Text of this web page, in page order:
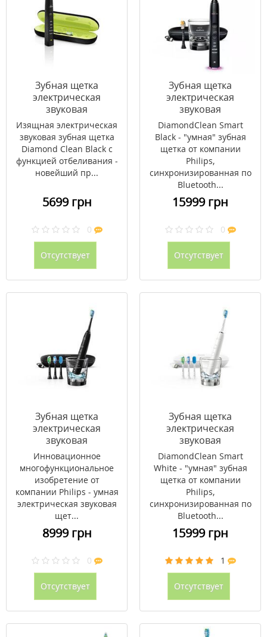
Зубная щетка
электрическая
звуковая
DiamondClean Black
HX9352/04
Изящная электрическая
звуковая зубная щетка
Diamond Clean Black с
функцией отбеливания -
новейший пр...
5699 грн
0
Отсутствует
Зубная щетка
электрическая
звуковая
DiamondClean Smart
Black HX9917/89
DiamondClean Smart
Black - "умная" зубная
щетка от компании
Philips,
синхронизированная по
Bluetooth...
15999 грн
0
Отсутствует
Зубная щетка
электрическая
звуковая
DiamondClean Smart
Black HX9924/17
Инновационное
многофункциональное
изобретение от
компании Philips - умная
электрическая звуковая
щет...
8999 грн
0
Отсутствует
Зубная щетка
электрическая
звуковая
DiamondClean Smart
White HX9924/07
DiamondClean Smart
White - "умная" зубная
щетка от компании
Philips,
синхронизированная по
Bluetooth...
15999 грн
1
Отсутствует